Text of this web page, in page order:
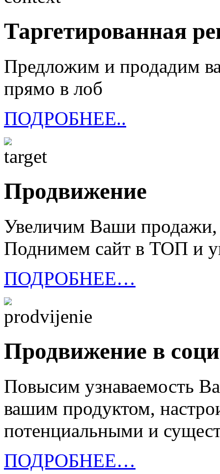
Таргетированная
Предложим и продадим
прямо в лоб
ПОДРОБНЕЕ..
Продвижение
Увеличим Ваши продажи,
Поднимем сайт в ТОП и
ПОДРОБНЕЕ…
Продвижение в
Повысим узнаваемость
вашим продуктом,
потенциальными и
ПОДРОБНЕЕ…